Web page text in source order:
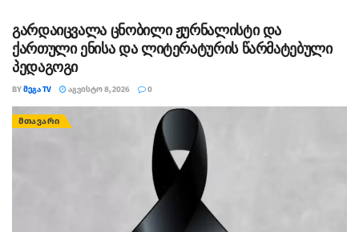
გარდაიცვალა ცნობილი ჟურნალისტი და
ქართული ენისა და ლიტერატურის წარმატებული
პედაგოგი
BYᲛᲔᲒᲐ TV ᲐᲒᲕᲘᲡᲢᲝ 8, 2026 0
ᲛᲗᲐᲕᲐᲠᲘ